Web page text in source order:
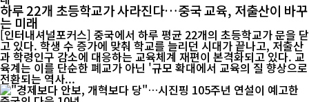
하루 22개 초등학교가 사라진다…중국 교육, 저출산이 바꾸
는 미래
[인터내셔널포커스] 중국에서 하루 평균 22개의 초등학교가 문을 닫
고 있다. 학생 수 증가에 맞춰 학교를 늘리던 시대가 끝나고, 저출산
과 학령인구 감소에 대응하는 교육체계 재편이 본격화되고 있다. 교
육계는 이를 단순한 폐교가 아닌 '규모 확대에서 교육의 질 향상으로
전환되는 역사...